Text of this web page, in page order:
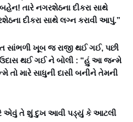
તારે નગરશેઠના દીકરા સાથે
દીકરા સાથે લગ્ન કરાવી આપું.”
સાંભળી ખૂબ જ રાજી થઈ ગઈ, પછી
થઈ ગઈ ને બોલી : “હું આ જન્મે
મારે સાધુની દાસી બનીને તેમની
એવું તે શું દુખ આવી પડ્યું કે આટલી